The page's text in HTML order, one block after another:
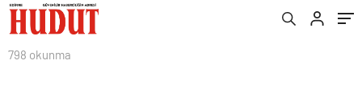
798 okunma